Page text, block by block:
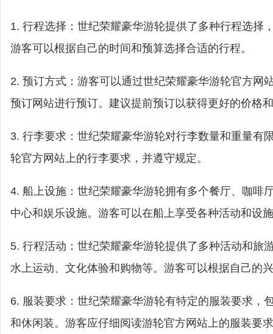
1. 行程选择：世纪荣耀豪华游轮提供了多种行程选择
游客可以根据自己的时间和预算选择合适的行程。
2. 预订方式：游客可以通过世纪荣耀豪华游轮官方网
预订网站进行预订。建议提前预订以获得更好的价格
3. 行李要求：世纪荣耀豪华游轮对行李数量和重量有
轮官方网站上的行李要求，并遵守规定。
4. 船上设施：世纪荣耀豪华游轮拥有多个餐厅、咖啡
中心和娱乐设施。游客可以在船上享受各种活动和设
5. 行程活动：世纪荣耀豪华游轮提供了多种活动和旅
水上运动、文化体验和购物等。游客可以根据自己的
6. 服装要求：世纪荣耀豪华游轮有特定的服装要求，
和休闲装。游客应仔细阅读游轮官方网站上的服装要